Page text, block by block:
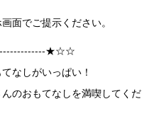
面でご提示ください。
★☆☆
なしがいっぱい！
のおもてなしを満喫してくだ